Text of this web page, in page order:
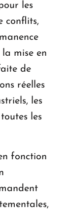
les
conflits,
mise en
de
réelles
les
les
fonction